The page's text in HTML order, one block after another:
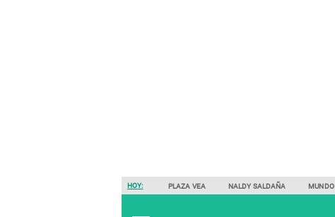
HOY: PLAZA VEA NALDY SALDAÑA MUNDO